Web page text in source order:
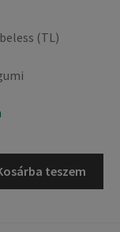
(TL)
teszem